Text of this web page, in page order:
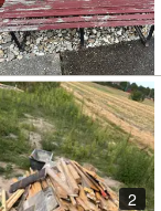
2